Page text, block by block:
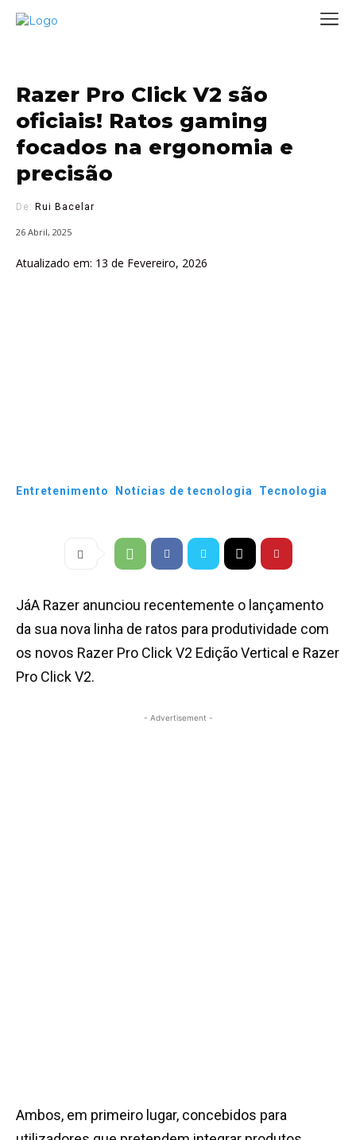
Razer Pro Click V2 são
oficiais! Ratos gaming
focados na ergonomia e
precisão
De: Rui Bacelar
26 Abril, 2025
Atualizado em: 13 de Fevereiro, 2026
Entretenimento Notícias de tecnologia Tecnologia
JáA Razer anunciou recentemente o lançamento
da sua nova linha de ratos para produtividade com
os novos Razer Pro Click V2 Edição Vertical e Razer
Pro Click V2.
- Advertisement -
Ambos, em primeiro lugar, concebidos para